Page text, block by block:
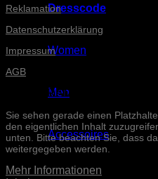
Dresscode
Women
Men
Accessoires
Reklamation
Datenschutzerklärung
Impressum
AGB
INSTAGRAM-POSTS
Sie sehen gerade einen
den eigentlichen Inhalt
unten. Bitte beachten Sie, dass
weitergegeben werden.
Mehr Informationen